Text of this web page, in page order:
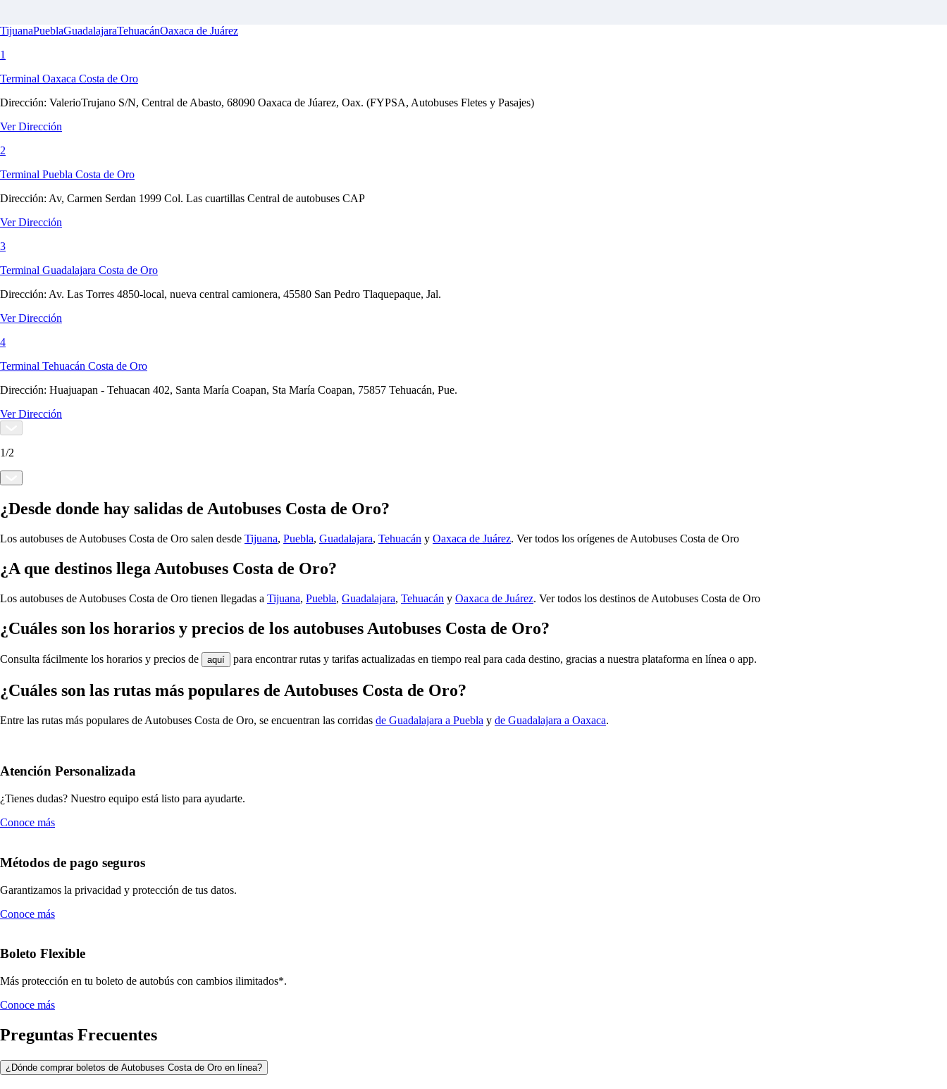
TijuanaPueblaGuadalajaraTehuacánOaxaca de Juárez
1
Terminal Oaxaca Costa de Oro
Dirección: ValerioTrujano S/N, Central de Abasto, 68090 Oaxaca de Júarez, Oax. (FYPSA, Autobuses Fletes y Pasajes)
Ver Dirección
2
Terminal Puebla Costa de Oro
Dirección: Av, Carmen Serdan 1999 Col. Las cuartillas Central de autobuses CAP
Ver Dirección
3
Terminal Guadalajara Costa de Oro
Dirección: Av. Las Torres 4850-local, nueva central camionera, 45580 San Pedro Tlaquepaque, Jal.
Ver Dirección
4
Terminal Tehuacán Costa de Oro
Dirección: Huajuapan - Tehuacan 402, Santa María Coapan, Sta María Coapan, 75857 Tehuacán, Pue.
Ver Dirección
1/2
¿Desde donde hay salidas de Autobuses Costa de Oro?
Los autobuses de Autobuses Costa de Oro salen desde Tijuana, Puebla, Guadalajara, Tehuacán y Oaxaca de Juárez. Ver todos los orígenes de Autobuses Costa de Oro
¿A que destinos llega Autobuses Costa de Oro?
Los autobuses de Autobuses Costa de Oro tienen llegadas a Tijuana, Puebla, Guadalajara, Tehuacán y Oaxaca de Juárez. Ver todos los destinos de Autobuses Costa de Oro
¿Cuáles son los horarios y precios de los autobuses Autobuses Costa de Oro?
Consulta fácilmente los horarios y precios de aquí para encontrar rutas y tarifas actualizadas en tiempo real para cada destino, gracias a nuestra plataforma en línea o app.
¿Cuáles son las rutas más populares de Autobuses Costa de Oro?
Entre las rutas más populares de Autobuses Costa de Oro, se encuentran las corridas de Guadalajara a Puebla y de Guadalajara a Oaxaca.
Atención Personalizada
¿Tienes dudas? Nuestro equipo está listo para ayudarte.
Conoce más
Métodos de pago seguros
Garantizamos la privacidad y protección de tus datos.
Conoce más
Boleto Flexible
Más protección en tu boleto de autobús con cambios ilimitados*.
Conoce más
Preguntas Frecuentes
¿Dónde comprar boletos de Autobuses Costa de Oro en línea?